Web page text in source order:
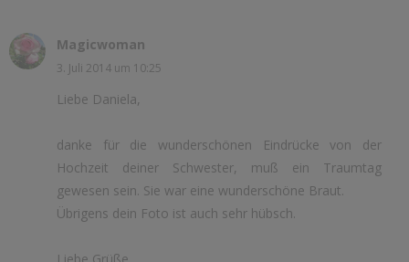
Magicwoman
3. Juli 2014 um 10:25
Liebe Daniela,
danke für die wunderschönen Eindrücke von der
Hochzeit deiner Schwester, muß ein Traumtag
gewesen sein. Sie war eine wunderschöne Braut.
Übrigens dein Foto ist auch sehr hübsch.